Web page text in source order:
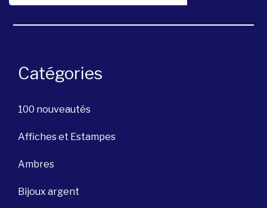
Catégories
100 nouveautés
Affiches et Estampes
Ambres
Bijoux argent